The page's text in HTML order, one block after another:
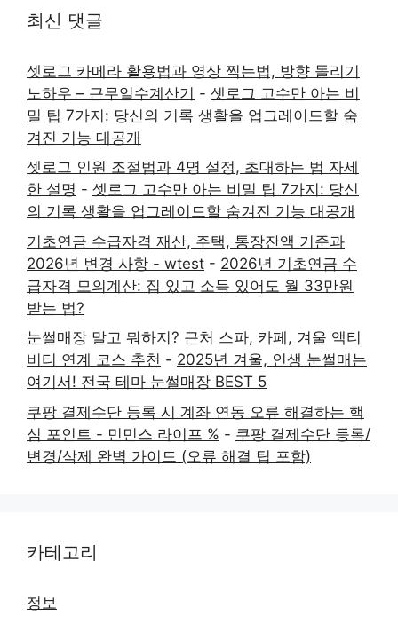
최신 댓글
셋로그 카메라 활용법과 영상 찍는법, 방향 돌리기
노하우 – 근무일수계산기 - 셋로그 고수만 아는 비
밀 팁 7가지: 당신의 기록 생활을 업그레이드할 숨
겨진 기능 대공개
셋로그 인원 조절법과 4명 설정, 초대하는 법 자세
한 설명 - 셋로그 고수만 아는 비밀 팁 7가지: 당신
의 기록 생활을 업그레이드할 숨겨진 기능 대공개
기초연금 수급자격 재산, 주택, 통장잔액 기준과
2026년 변경 사항 - wtest - 2026년 기초연금 수
급자격 모의계산: 집 있고 소득 있어도 월 33만원
받는 법?
눈썰매장 말고 뭐하지? 근처 스파, 카페, 겨울 액티
비티 연계 코스 추천 - 2025년 겨울, 인생 눈썰매는
여기서! 전국 테마 눈썰매장 BEST 5
쿠팡 결제수단 등록 시 계좌 연동 오류 해결하는 핵
심 포인트 - 민민스 라이프 % - 쿠팡 결제수단 등록/
변경/삭제 완벽 가이드 (오류 해결 팁 포함)
카테고리
정보